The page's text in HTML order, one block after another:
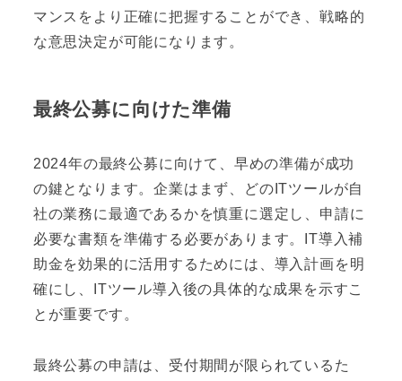
マンスをより正確に把握することができ、戦略的
な意思決定が可能になります。
最終公募に向けた準備
2024年の最終公募に向けて、早めの準備が成功
の鍵となります。企業はまず、どのITツールが自
社の業務に最適であるかを慎重に選定し、申請に
必要な書類を準備する必要があります。IT導入補
助金を効果的に活用するためには、導入計画を明
確にし、ITツール導入後の具体的な成果を示すこ
とが重要です。
最終公募の申請は、受付期間が限られているた